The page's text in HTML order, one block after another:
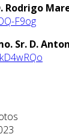
Rodrigo
F9og
Sr. D.